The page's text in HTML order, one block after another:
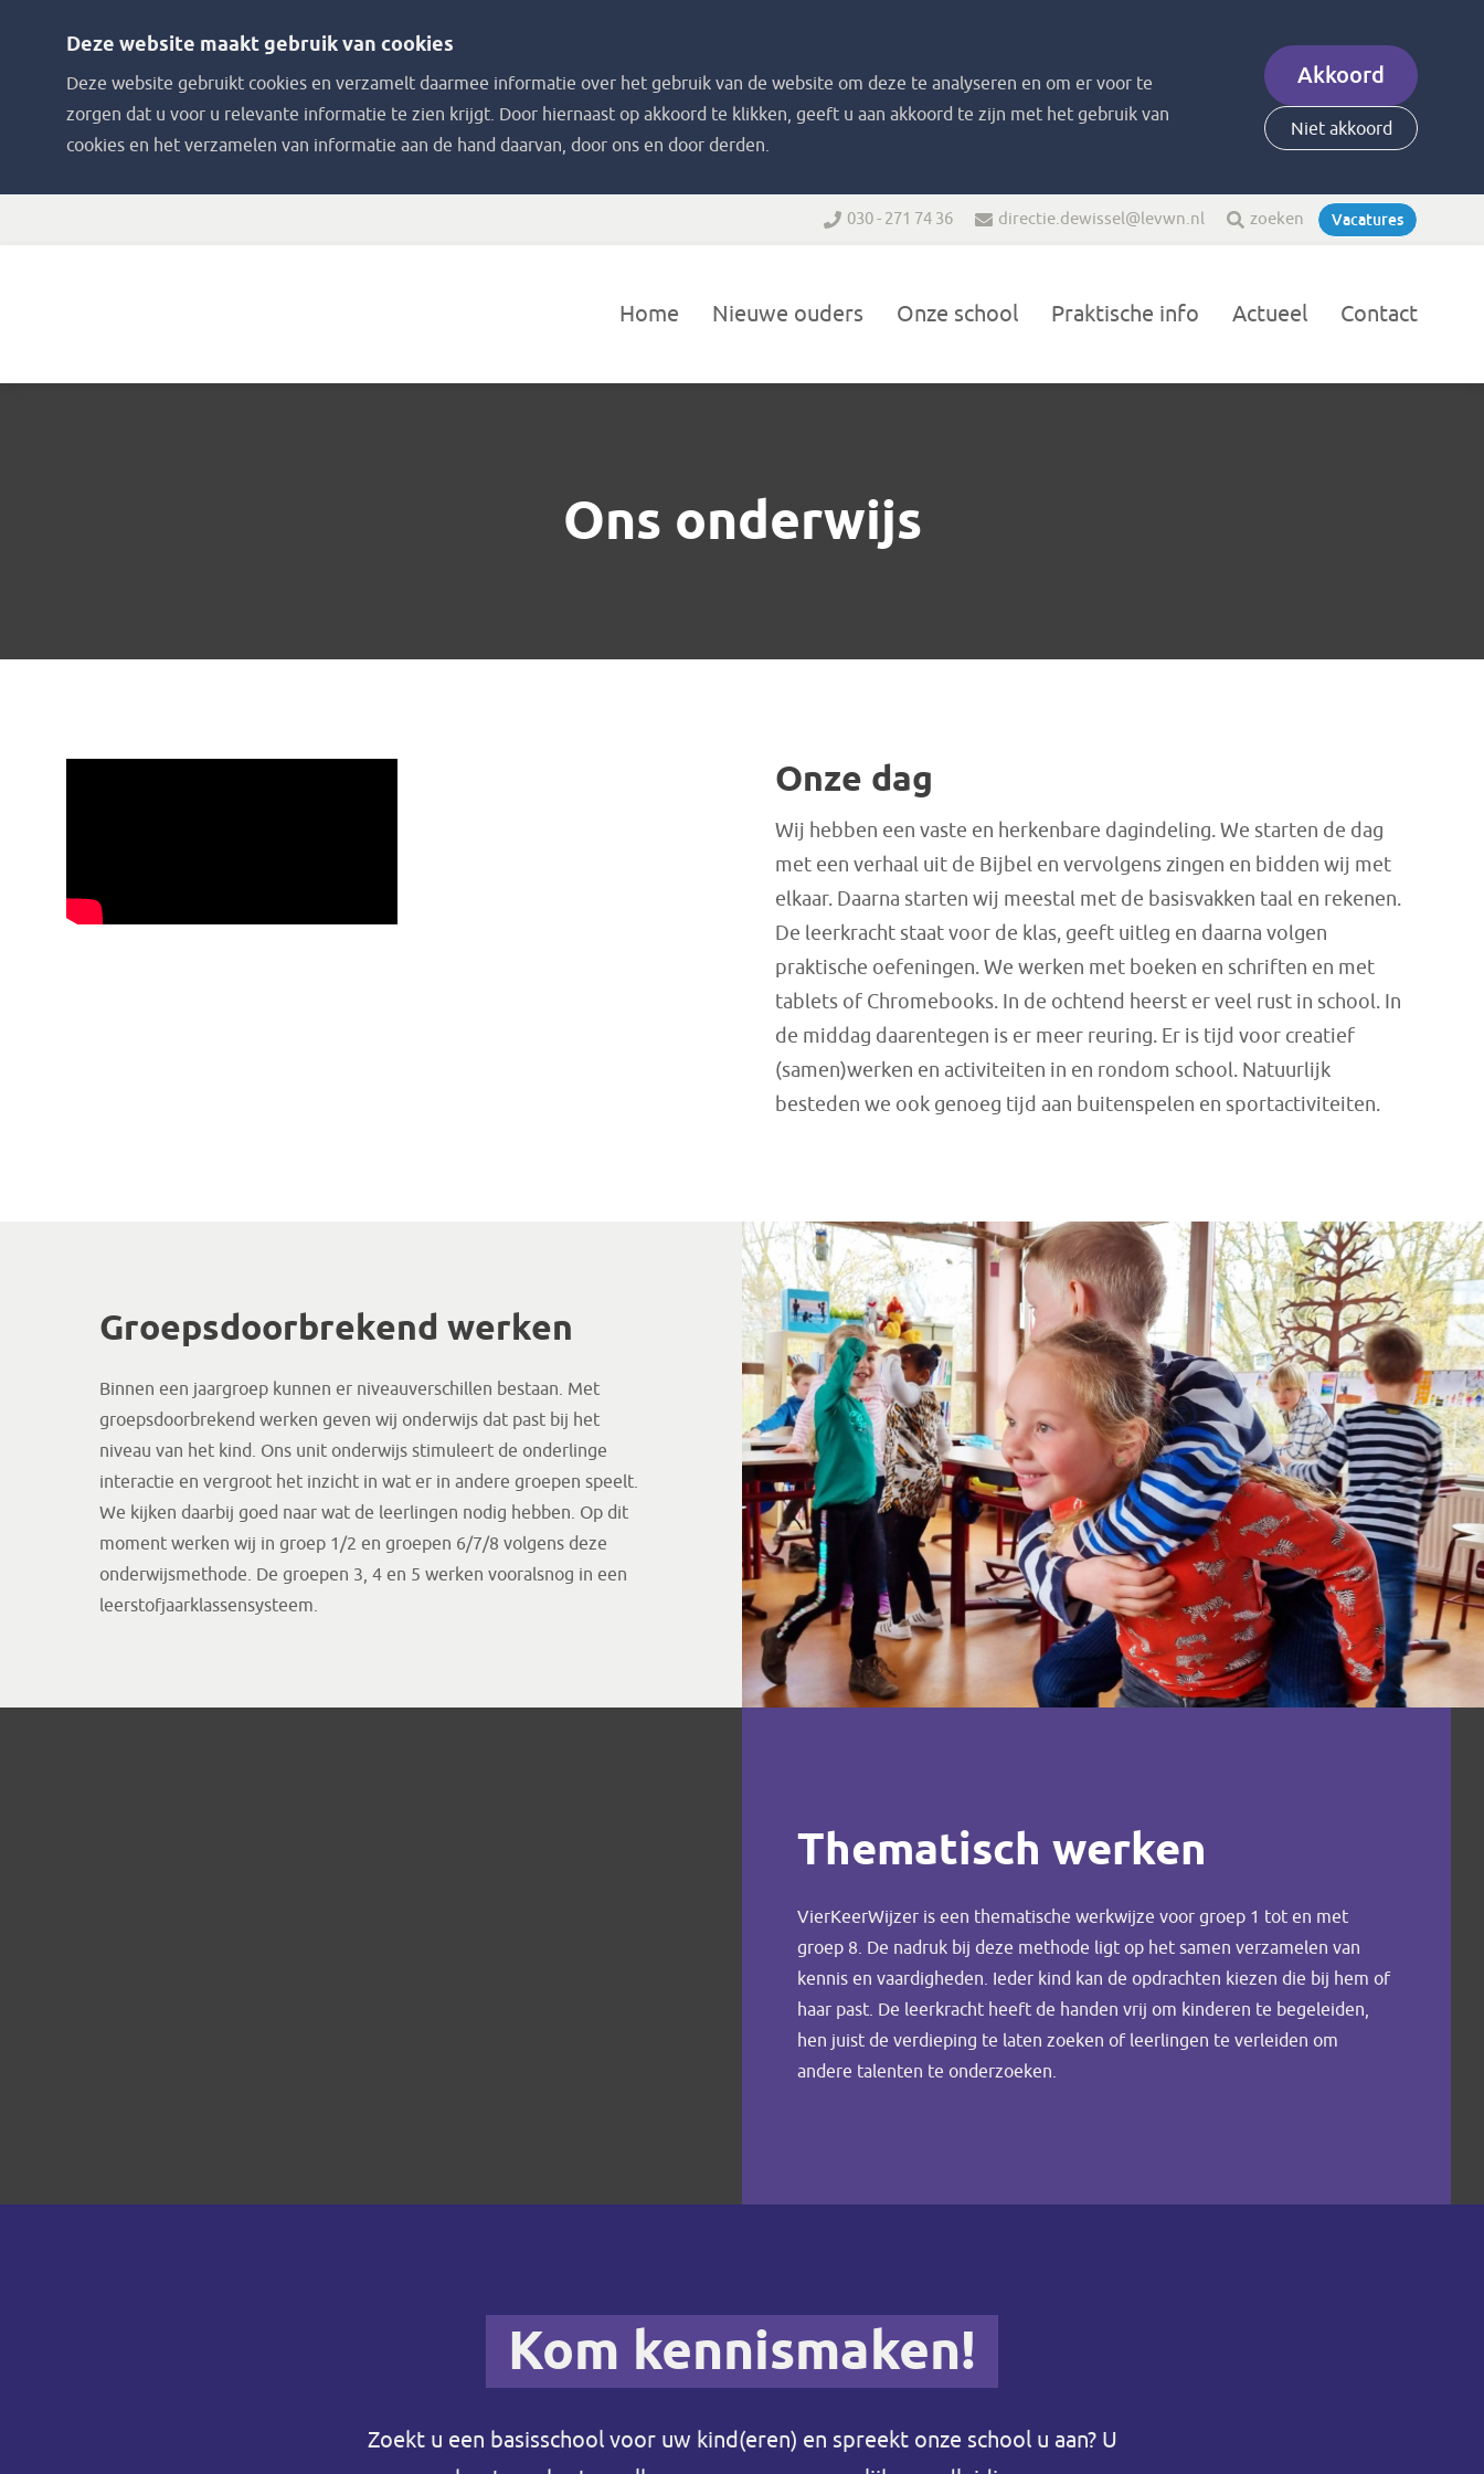
Deze website maakt gebruik van cookies
Deze website gebruikt cookies en verzamelt daarmee informatie over het gebruik van de website om deze te analyseren en om er voor te
zorgen dat u voor u relevante informatie te zien krijgt. Door hiernaast op akkoord te klikken, geeft u aan akkoord te zijn met het gebruik van
cookies en het verzamelen van informatie aan de hand daarvan, door ons en door derden.
Akkoord
Niet akkoord
030 - 271 74 36 directie.dewissel@levwn.nl zoeken Vacatures
Home Nieuwe ouders Onze school Praktische info Actueel Contact
Ons onderwijs
Onze dag
Wij hebben een vaste en herkenbare dagindeling. We starten de dag
met een verhaal uit de Bijbel en vervolgens zingen en bidden wij met
elkaar. Daarna starten wij meestal met de basisvakken taal en rekenen.
De leerkracht staat voor de klas, geeft uitleg en daarna volgen
praktische oefeningen. We werken met boeken en schriften en met
tablets of Chromebooks. In de ochtend heerst er veel rust in school. In
de middag daarentegen is er meer reuring. Er is tijd voor creatief
(samen)werken en activiteiten in en rondom school. Natuurlijk
besteden we ook genoeg tijd aan buitenspelen en sportactiviteiten.
Groepsdoorbrekend werken
Binnen een jaargroep kunnen er niveauverschillen bestaan. Met
groepsdoorbrekend werken geven wij onderwijs dat past bij het
niveau van het kind. Ons unit onderwijs stimuleert de onderlinge
interactie en vergroot het inzicht in wat er in andere groepen speelt.
We kijken daarbij goed naar wat de leerlingen nodig hebben. Op dit
moment werken wij in groep 1/2 en groepen 6/7/8 volgens deze
onderwijsmethode. De groepen 3, 4 en 5 werken vooralsnog in een
leerstofjaarklassensysteem.
Thematisch werken
VierKeerWijzer is een thematische werkwijze voor groep 1 tot en met
groep 8. De nadruk bij deze methode ligt op het samen verzamelen van
kennis en vaardigheden. Ieder kind kan de opdrachten kiezen die bij hem of
haar past. De leerkracht heeft de handen vrij om kinderen te begeleiden,
hen juist de verdieping te laten zoeken of leerlingen te verleiden om
andere talenten te onderzoeken.
Kom kennismaken!
Zoekt u een basisschool voor uw kind(eren) en spreekt onze school u aan? U